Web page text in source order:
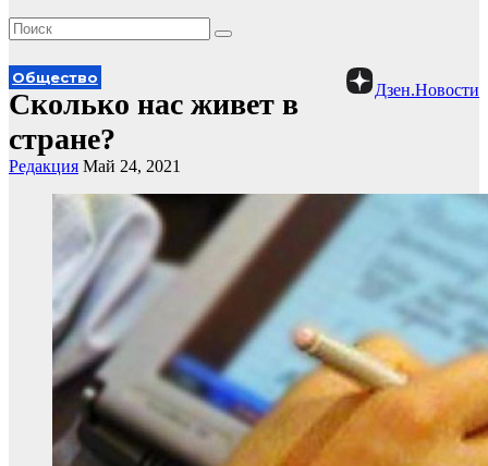
Дзен.Новости
Общество
Сколько нас живет в
стране?
Редакция Май 24, 2021